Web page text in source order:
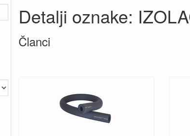
Detalji oznake:
Članci